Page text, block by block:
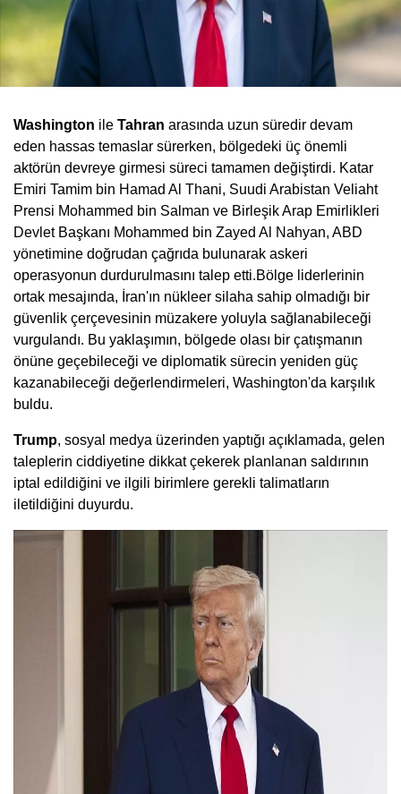
Washington ile Tahran arasında uzun süredir devam
eden hassas temaslar sürerken, bölgedeki üç önemli
aktörün devreye girmesi süreci tamamen değiştirdi. Katar
Emiri Tamim bin Hamad Al Thani, Suudi Arabistan Veliaht
Prensi Mohammed bin Salman ve Birleşik Arap Emirlikleri
Devlet Başkanı Mohammed bin Zayed Al Nahyan, ABD
yönetimine doğrudan çağrıda bulunarak askeri
operasyonun durdurulmasını talep etti.Bölge liderlerinin
ortak mesajında, İran'ın nükleer silaha sahip olmadığı bir
güvenlik çerçevesinin müzakere yoluyla sağlanabileceği
vurgulandı. Bu yaklaşımın, bölgede olası bir çatışmanın
önüne geçebileceği ve diplomatik sürecin yeniden güç
kazanabileceği değerlendirmeleri, Washington'da karşılık
buldu.
Trump, sosyal medya üzerinden yaptığı açıklamada, gelen
taleplerin ciddiyetine dikkat çekerek planlanan saldırının
iptal edildiğini ve ilgili birimlere gerekli talimatların
iletildiğini duyurdu.